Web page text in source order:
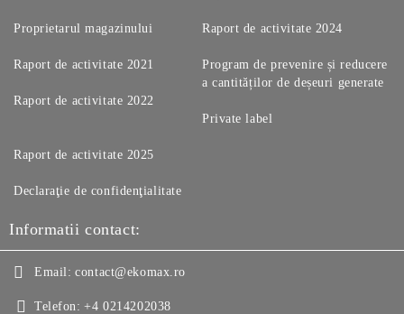
Proprietarul magazinului
Raport de activitate 2021
Raport de activitate 2022
Raport de activitate 2024
Program de prevenire și reducere
a cantităților de deșeuri generate
Private label
Raport de activitate 2025
Declaraţie de confidenţialitate
Informatii contact:
Email: contact@ekomax.ro
Telefon: +4 0214202038